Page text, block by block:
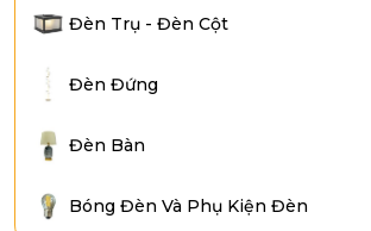
Đèn Trụ - Đèn Cột
Đèn Đứng
Đèn Bàn
Bóng Đèn Và Phụ Kiện Đèn